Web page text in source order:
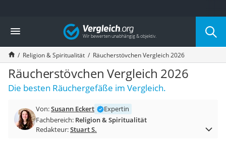
Die beliebtesten Vergleiche nach Kategorie
Freizeit & Sport
Gartentrampolin
Trampolin
Metalldetektor
Eufab-Fahrradträger
Trampolin 366 cm
Aluminium-Koffer
Futterboot
Vergleich
Religion & Spiritualität Räucherstövchen Vergleich 2026
Räucherstövchen Vergleich 2026
Die besten Räuchergefäße im Vergleich.
Von:Susann Eckert
Expertin
Fachbereich: Religion & Spiritualität
Redakteur:Stuart S.